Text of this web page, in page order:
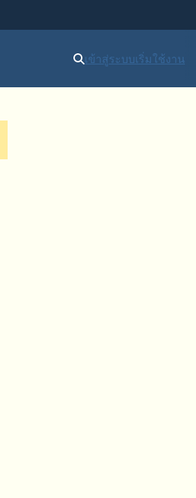
เข้าสู่ระบบเริ่มใช้งาน